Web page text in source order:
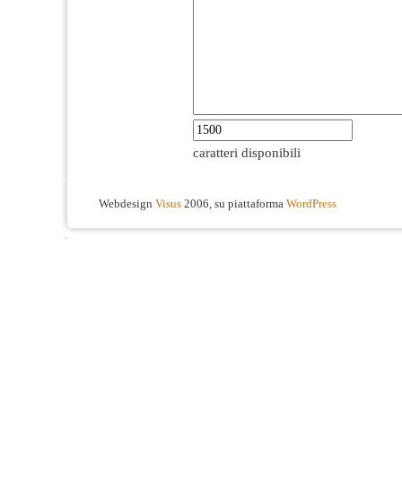
caratteri disponibili
Webdesign Visus 2006, su piattaforma WordPress